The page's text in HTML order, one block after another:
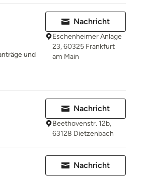
und
Nachricht
Eschenheimer Anlage
23, 60325 Frankfurt
am Main
Nachricht
Beethovenstr. 12b,
63128 Dietzenbach
Nachricht